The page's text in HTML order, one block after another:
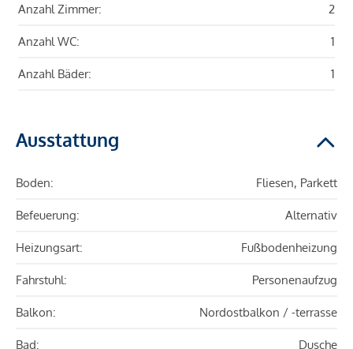
Anzahl Zimmer: 2
Anzahl WC: 1
Anzahl Bäder: 1
Ausstattung
Boden: Fliesen, Parkett
Befeuerung: Alternativ
Heizungsart: Fußbodenheizung
Fahrstuhl: Personenaufzug
Balkon: Nordostbalkon / -terrasse
Bad: Dusche